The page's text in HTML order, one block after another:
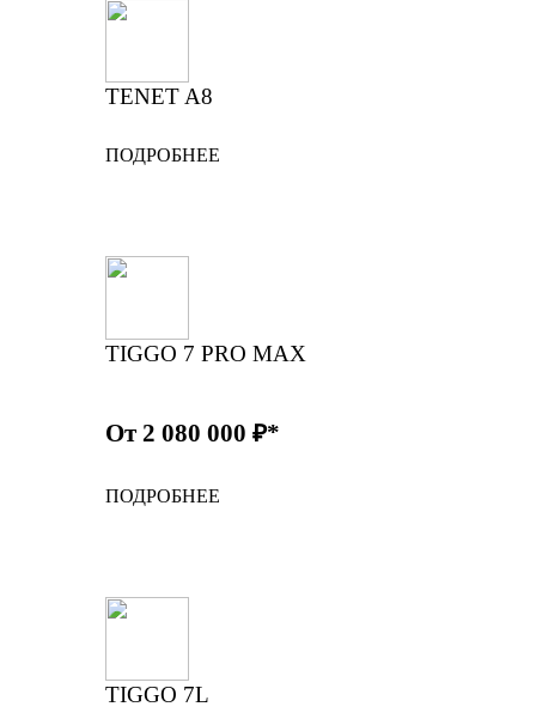
TENET A8
ПОДРОБНЕЕ
TIGGO 7 PRO MAX
От 2 080 000 ₽*
ПОДРОБНЕЕ
TIGGO 7L